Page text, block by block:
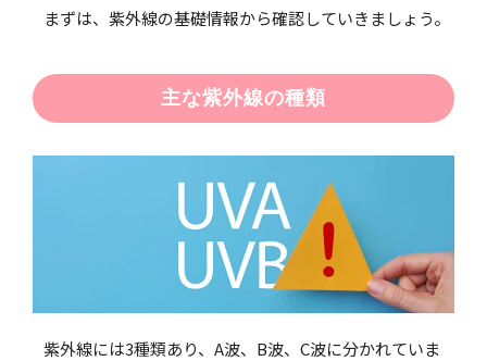
まずは、紫外線の基礎情報から確認していきましょう。
主な紫外線の種類
紫外線には3種類あり、A波、B波、C波に分かれていま